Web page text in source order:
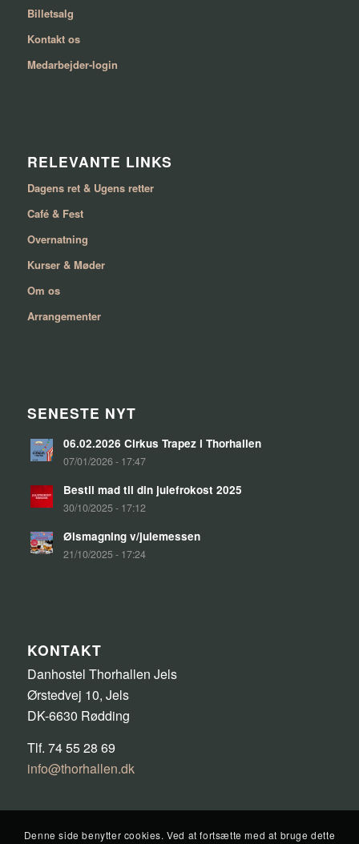
Billetsalg
Kontakt os
Medarbejder-login
RELEVANTE LINKS
Dagens ret & Ugens retter
Café & Fest
Overnatning
Kurser & Møder
Om os
Arrangementer
SENESTE NYT
06.02.2026 Cirkus Trapez i Thorhallen
07/01/2026 - 17:47
Bestil mad til din julefrokost 2025
30/10/2025 - 17:12
Ølsmagning v/julemessen
21/10/2025 - 17:24
KONTAKT
Danhostel Thorhallen Jels
Ørstedvej 10, Jels
DK-6630 Rødding
Tlf. 74 55 28 69
info@thorhallen.dk
Denne side benytter cookies. Ved at fortsætte med at bruge dette